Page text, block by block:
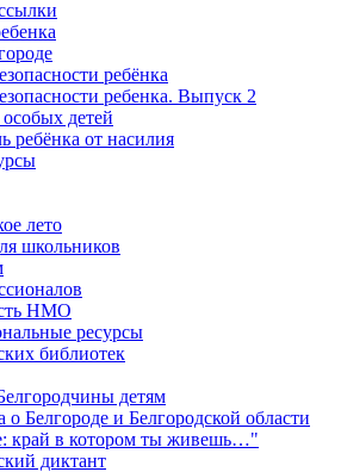
ребёнка
ребенка. Выпуск 2
детей
ребёнка от насилия
лето
школьников
НМО
ресурсы
библиотек
детям
о Белгороде и Белгородской области
край в котором ты живешь…"
диктант